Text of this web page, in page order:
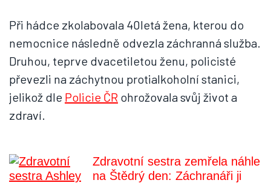
Při hádce zkolabovala 40letá žena, kterou do
nemocnice následně odvezla záchranná služba.
Druhou, teprve dvacetiletou ženu, policisté
převezli na záchytnou protialkoholní stanici,
jelikož dle Policie ČR ohrožovala svůj život a
zdraví.
Zdravotní sestra zemřela náhle
na Štědrý den: Záchranáři ji